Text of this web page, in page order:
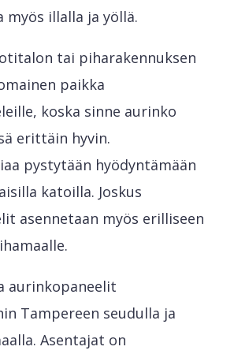
illalla ja yöllä.
tai piharakennuksen
paikka
koska sinne aurinko
erittäin hyvin.
pystytään hyödyntämään
katoilla. Joskus
asennetaan myös erilliseen
aurinkopaneelit
Tampereen seudulla ja
Asentajat on